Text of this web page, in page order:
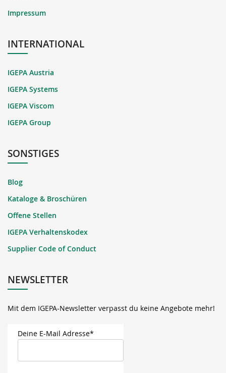
Impressum
INTERNATIONAL
IGEPA Austria
IGEPA Systems
IGEPA Viscom
IGEPA Group
SONSTIGES
Blog
Kataloge & Broschüren
Offene Stellen
IGEPA Verhaltenskodex
Supplier Code of Conduct
NEWSLETTER
Mit dem IGEPA-Newsletter verpasst du keine Angebote mehr!
Deine E-Mail Adresse*